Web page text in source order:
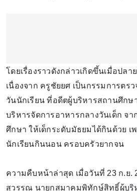
โดยเรื่องราวดังกล่าวเกิดขึ้นเมื่อปล
เนื่องจาก ครูชัยยศ เป็นกรรมการตร
วันนักเรียน ที่อดีตผู้บริหารสถานศึกษ
บริหารจัดการอาหารกลางวันเด็ก จ
ศึกษา ให้เด็กระดับมัธยมได้กินด้วย เ
นักเรียนกินนอน ครอบครัวยากจน
ความคืบหน้าล่าสุด เมื่อวันที่ 23 ก.ย.
สุวรรณ นายกสมาคมพิทักษ์สิทธิ์ผู้บริ